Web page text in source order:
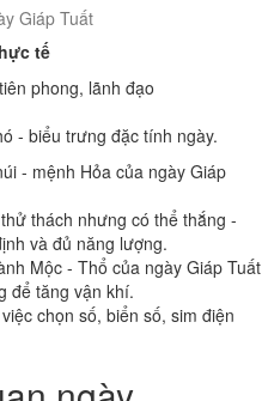
Giáp Tuất
tế
phong, lãnh đạo
- biểu trưng đặc tính ngày.
- mệnh Hỏa của ngày Giáp
thách nhưng có thể thắng -
và đủ năng lượng.
Mộc - Thổ của ngày Giáp Tuất
để tăng vận khí.
chọn số, biển số, sim điện